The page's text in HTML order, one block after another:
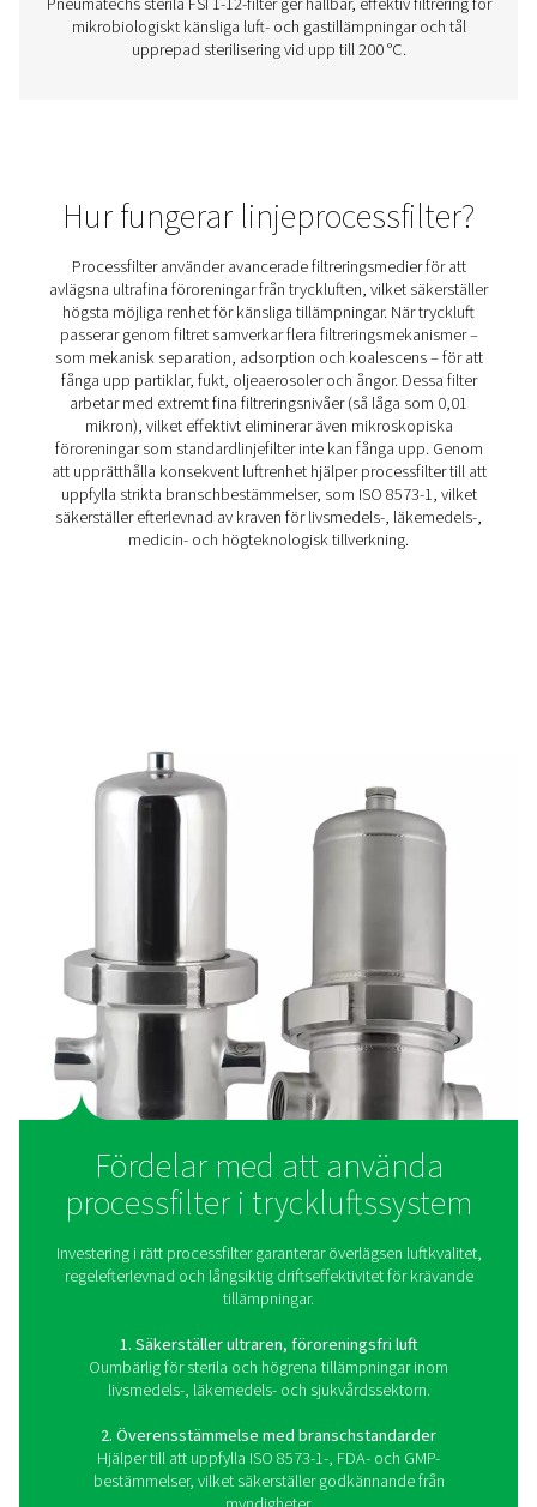
Hur fungerar
Processfilter använder avancerade filtreringsmedier
avlägsna ultrafina föroreningar från tryckluften, vilket
högsta möjliga renhet för känsliga tillämpningar. När
passerar genom filtret samverkar flera
som mekanisk separation, adsorption och
fånga upp partiklar, fukt, oljeaerosoler och ångor.
arbetar med extremt fina filtreringsnivåer (så låga
mikron), vilket effektivt eliminerar även
att upprätthålla konsekvent luftrenhet hjälper
uppfylla strikta branschbestämmelser, som ISO
säkerställer efterlevnad av kraven för livsmedels-,
medicin- och högteknologisk tillverkning.